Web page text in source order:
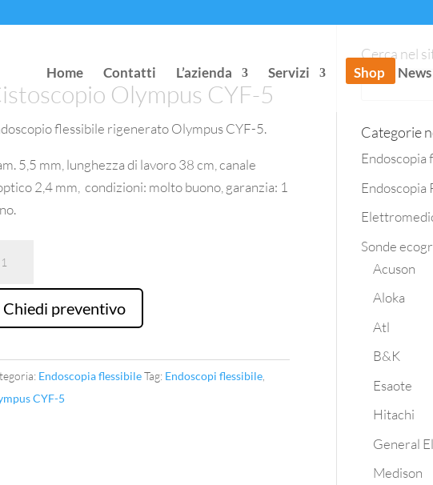
Home Contatti L’azienda Servizi Shop
Olympus CYF-5
flessibile rigenerato Olympus CYF-5.
5,5 mm, lunghezza di lavoro 38 cm, canale
2,4 mm, condizioni: molto buono, garanzia: 1
Chiedi preventivo
Endoscopia flessibileTag: Endoscopi flessibile
CYF-5
Cerca nel
Categorie
Endoscopia
Endoscopia
Sonde
Acuson
Aloka
Atl
B&K
Esaote
Hitachi
General
Medison